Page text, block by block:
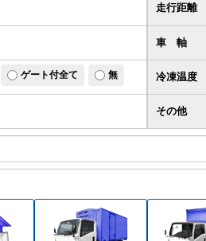
走行距離
車 軸
ゲート付全て 無 冷凍温度
その他